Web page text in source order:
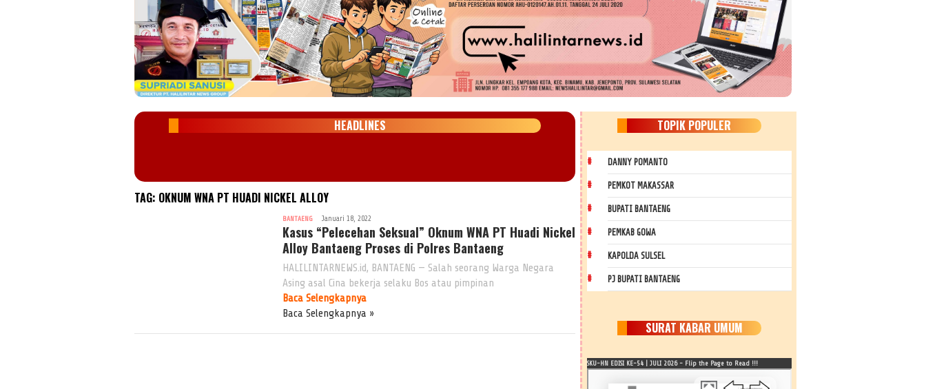
HEADLINES
TAG: OKNUM WNA PT HUADI NICKEL ALLOY
BANTAENG Januari 18, 2022
Kasus “Pelecehan Seksual” Oknum WNA PT Huadi Nickel
Alloy Bantaeng Proses di Polres Bantaeng
HALILINTARNEWS.id, BANTAENG — Salah seorang Warga Negara
Asing asal Cina bekerja selaku Bos atau pimpinan
Baca Selengkapnya
Baca Selengkapnya »
TOPIK POPULER
DANNY POMANTO
PEMKOT MAKASSAR
BUPATI BANTAENG
PEMKAB GOWA
KAPOLDA SULSEL
PJ BUPATI BANTAENG
SURAT KABAR UMUM
SKU-HN EDISI KE-54 | JULI 2026 - Flip the Page to Read !!!